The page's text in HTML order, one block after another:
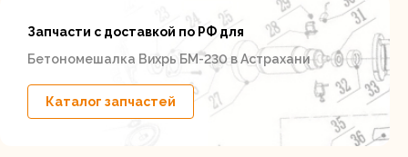
Запчасти с доставкой по РФ для
Бетономешалка Вихрь БМ-230 в Астрахани
Каталог запчастей